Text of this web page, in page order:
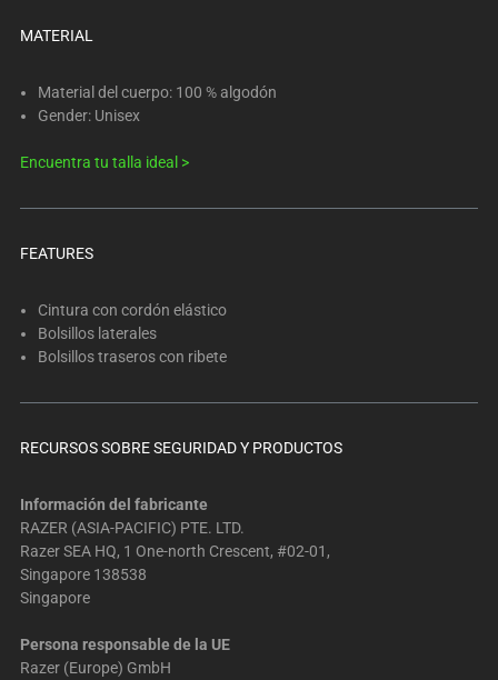
Select
the
buttons
the
image
above.
MATERIAL
Material del cuerpo: 100 % algodón
Gender: Unisex
Encuentra tu talla ideal >
FEATURES
Cintura con cordón elástico
Bolsillos laterales
Bolsillos traseros con ribete
RECURSOS SOBRE SEGURIDAD Y PRODUCTOS
Información del fabricante
RAZER (ASIA-PACIFIC) PTE. LTD.
Razer SEA HQ, 1 One-north Crescent, #02-01,
Singapore 138538
Singapore
Persona responsable de la UE
Razer (Europe) GmbH